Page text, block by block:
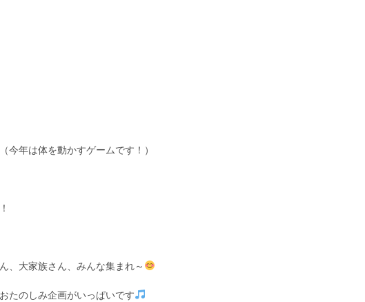
年は体を動かすゲームです！）
、大家族さん、みんな集まれ～
たのしみ企画がいっぱいです